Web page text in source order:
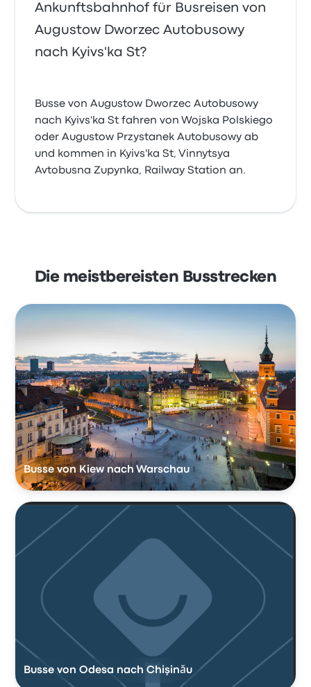
Ankunftsbahnhof für Busreisen von
Augustow Dworzec Autobusowy
nach Kyivs'ka St?
Busse von Augustow Dworzec Autobusowy
nach Kyivs'ka St fahren von Wojska Polskiego
oder Augustow Przystanek Autobusowy ab
und kommen in Kyivs'ka St, Vinnytsya
Avtobusna Zupynka, Railway Station an.
Die meistbereisten Busstrecken
Busse von Kiew nach Warschau
Busse von Odesa nach Chişinău